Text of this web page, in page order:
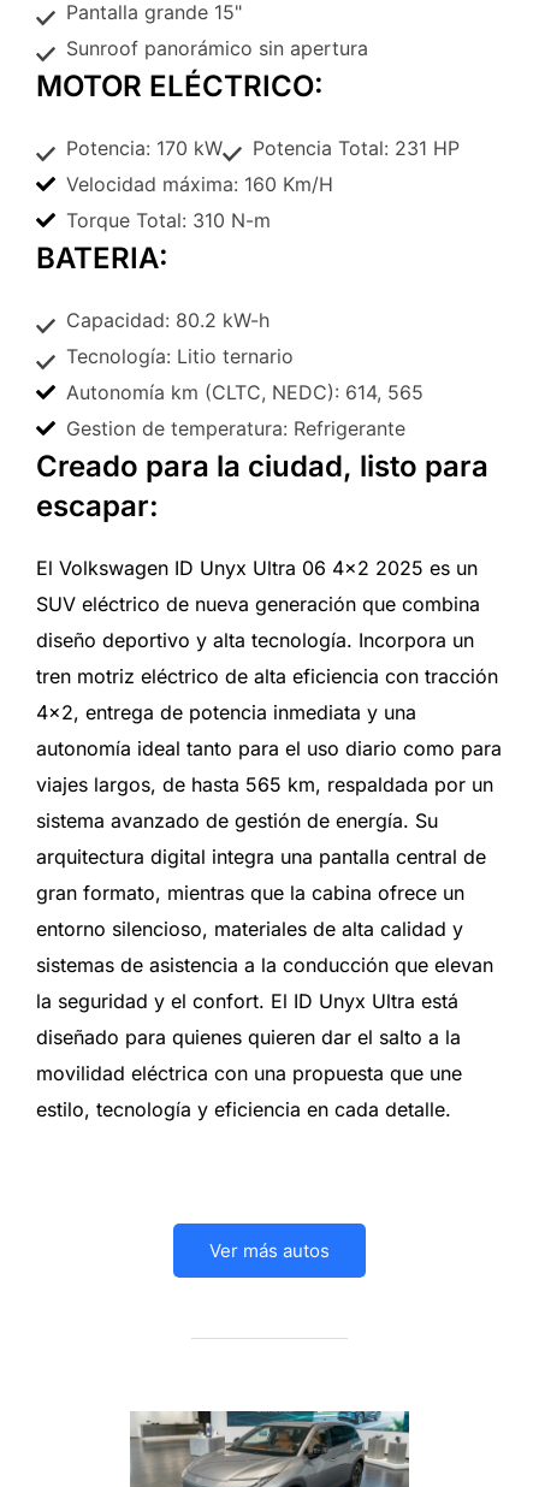
Pantalla grande 15"
Sunroof panorámico sin apertura
MOTOR ELÉCTRICO:
Potencia: 170 kW
Potencia Total: 231 HP
Velocidad máxima: 160 Km/H
Torque Total: 310 N-m
BATERIA:
Capacidad: 80.2 kW-h
Tecnología: Litio ternario
Autonomía km (CLTC, NEDC): 614, 565
Gestion de temperatura: Refrigerante
Creado para la ciudad, listo para
escapar:
El Volkswagen ID Unyx Ultra 06 4×2 2025 es un
SUV eléctrico de nueva generación que combina
diseño deportivo y alta tecnología. Incorpora un
tren motriz eléctrico de alta eficiencia con tracción
4×2, entrega de potencia inmediata y una
autonomía ideal tanto para el uso diario como para
viajes largos, de hasta 565 km, respaldada por un
sistema avanzado de gestión de energía. Su
arquitectura digital integra una pantalla central de
gran formato, mientras que la cabina ofrece un
entorno silencioso, materiales de alta calidad y
sistemas de asistencia a la conducción que elevan
la seguridad y el confort. El ID Unyx Ultra está
diseñado para quienes quieren dar el salto a la
movilidad eléctrica con una propuesta que une
estilo, tecnología y eficiencia en cada detalle.
Ver más autos